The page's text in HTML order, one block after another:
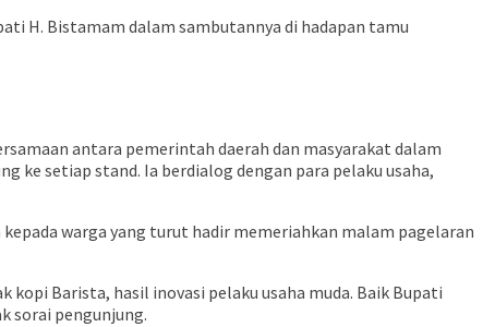
H. Bistamam dalam sambutannya di hadapan tamu
antara pemerintah daerah dan masyarakat dalam
ke setiap stand. Ia berdialog dengan para pelaku usaha,
warga yang turut hadir memeriahkan malam pagelaran
Barista, hasil inovasi pelaku usaha muda. Baik Bupati
sorai pengunjung.